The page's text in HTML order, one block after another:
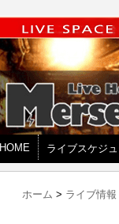
HOME ライブスケジ
ホーム > ライブ情報